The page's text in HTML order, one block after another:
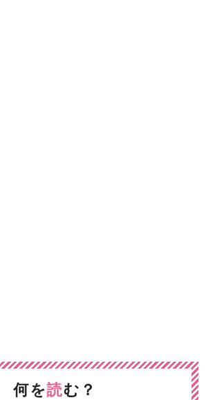
何を読む？